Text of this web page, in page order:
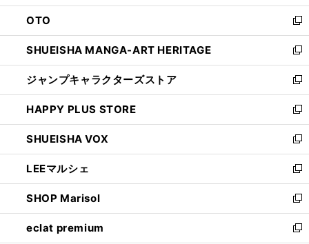
ウ
で
開
く
ン
ド
ウ
で
開
く
OTO
新
し
い
ウ
ィ
ン
ド
ウ
で
開
く
SHUEISHA MANGA-ART HERITAGE
新
し
い
ウ
ィ
ン
ド
ウ
で
開
く
ジャンプキャラクターズストア
新
し
い
ウ
ィ
ン
ド
ウ
で
開
く
HAPPY PLUS STORE
新
し
い
ウ
ィ
ン
ド
ウ
で
SHUEISHA VOX
新
し
い
ウ
ィ
ン
ド
LEEマルシェ
新
し
い
ウ
ィ
SHOP Marisol
新
し
い
eclat premium
新